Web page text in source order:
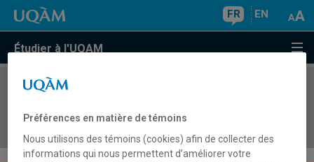
FR EN
Étudier à l'UQAM
COURS//
(Secondaire)
Préférences en matière de témoins
Nous utilisons des témoins (cookies) afin de collecter des
informations qui nous permettent d’améliorer votre